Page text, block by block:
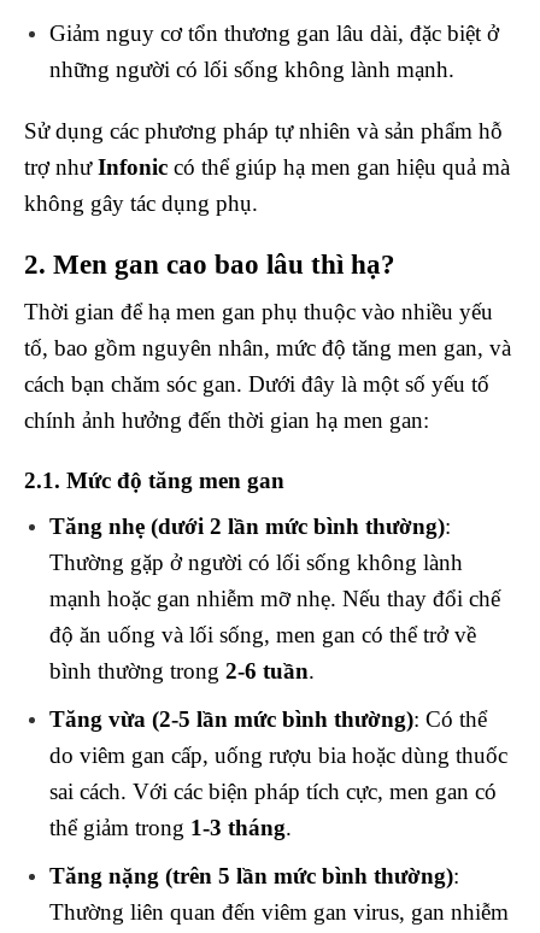
Giảm nguy cơ tổn thương gan lâu dài, đặc biệt ở
những người có lối sống không lành mạnh.
Sử dụng các phương pháp tự nhiên và sản phẩm hỗ
trợ nhưInfonic có thể giúp hạ men gan hiệu quả mà
không gây tác dụng phụ.
2. Men gan cao bao lâu thì hạ?
Thời gian để hạ men gan phụ thuộc vào nhiều yếu
tố, bao gồm nguyên nhân, mức độ tăng men gan, và
cách bạn chăm sóc gan. Dưới đây là một số yếu tố
chính ảnh hưởng đến thời gian hạ men gan:
2.1. Mức độ tăng men gan
Tăng nhẹ (dưới 2 lần mức bình thường):
Thường gặp ở người có lối sống không lành
mạnh hoặc gan nhiễm mỡ nhẹ. Nếu thay đổi chế
độ ăn uống và lối sống, men gan có thể trở về
bình thường trong 2-6 tuần.
Tăng vừa (2-5 lần mức bình thường): Có thể
do viêm gan cấp, uống rượu bia hoặc dùng thuốc
sai cách. Với các biện pháp tích cực, men gan có
thể giảm trong 1-3 tháng.
Tăng nặng (trên 5 lần mức bình thường):
Thường liên quan đến viêm gan virus, gan nhiễm